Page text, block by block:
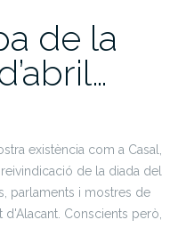
de la
existència com a Casal,
de la diada del
parlaments i mostres de
Conscients però,